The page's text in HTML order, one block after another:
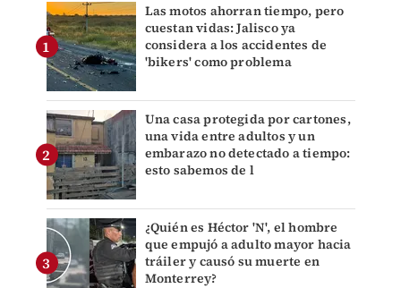
Las motos ahorran tiempo, pero
cuestan vidas: Jalisco ya
considera a los accidentes de
'bikers' como problema
Una casa protegida por cartones,
una vida entre adultos y un
embarazo no detectado a tiempo:
esto sabemos de l
¿Quién es Héctor 'N', el hombre
que empujó a adulto mayor hacia
tráiler y causó su muerte en
Monterrey?